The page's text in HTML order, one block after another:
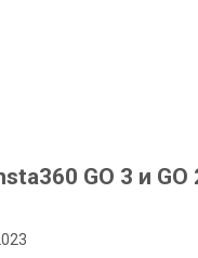
GO 3 и GO